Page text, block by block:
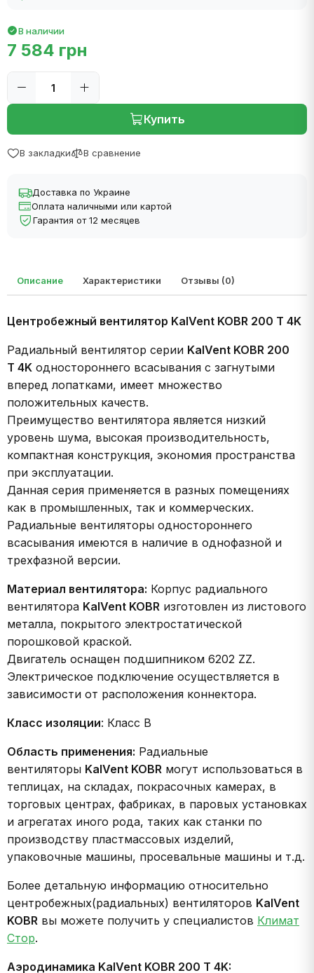
В наличии
7 584 грн
Купить
В закладки В сравнение
Доставка по Украине
Оплата наличными или картой
Гарантия от 12 месяцев
Описание Характеристики Отзывы (0)
Центробежный вентилятор KalVent KOBR 200 T 4K
Радиальный вентилятор серии KalVent KOBR 200
T 4K одностороннего всасывания с загнутыми
вперед лопатками, имеет множество
положительных качеств.
Преимущество вентилятора является низкий
уровень шума, высокая производительность,
компактная конструкция, экономия пространства
при эксплуатации.
Данная серия применяется в разных помещениях
как в промышленных, так и коммерческих.
Радиальные вентиляторы одностороннего
всасывания имеются в наличие в однофазной и
трехфазной версии.
Материал вентилятора: Корпус радиального
вентилятора KalVent KOBR изготовлен из листового
металла, покрытого электростатической
порошковой краской.
Двигатель оснащен подшипником 6202 ZZ.
Электрическое подключение осуществляется в
зависимости от расположения коннектора.
Класс изоляции: Класс В
Область применения: Радиальные
вентиляторы KalVent KOBR могут использоваться в
теплицах, на складах, покрасочных камерах, в
торговых центрах, фабриках, в паровых установках
и агрегатах иного рода, таких как станки по
производству пластмассовых изделий,
упаковочные машины, просевальные машины и т.д.
Более детальную информацию относительно
центробежных(радиальных) вентиляторов KalVent
KOBR вы можете получить у специалистов Климат
Стор.
Аэродинамика KalVent KOBR 200 T 4K: